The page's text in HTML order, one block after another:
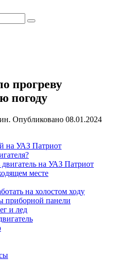
прогреву
погоду
Опубликовано 08.01.2024
на УАЗ Патриот
на УАЗ Патриот
месте
на холостом ходу
приборной панели
и лед